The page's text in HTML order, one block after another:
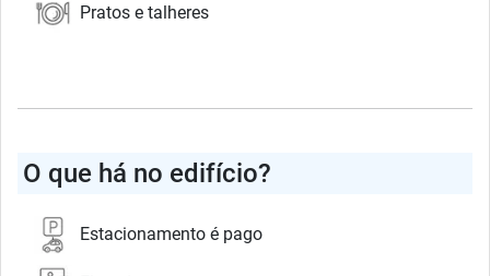
Pratos e talheres
O que há no edifício?
Estacionamento é pago